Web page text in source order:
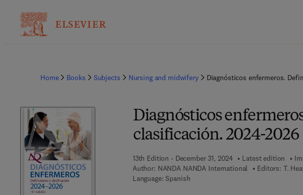
Home Books Subjects Nursing and midwifery Diagnósticos enfermeros.
Diagnósticos
clasificación. 2024-2026
13th Edition - December 31, 2024 Latest edition
Author: NANDA NANDA International Editors: T.
Language: Spanish